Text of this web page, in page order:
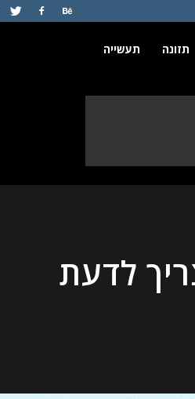
תזונה תעשייה
לדעת